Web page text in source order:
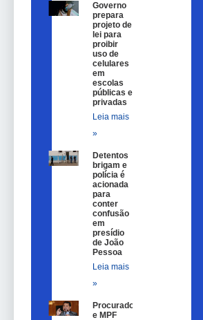
Governo
prepara
projeto de
lei para
proibir
uso de
celulares
em
escolas
públicas e
privadas
Leia mais
»
Detentos
brigam e
polícia é
acionada
para
conter
confusão
em
presídio
de João
Pessoa
Leia mais
»
Procurador
e MPF